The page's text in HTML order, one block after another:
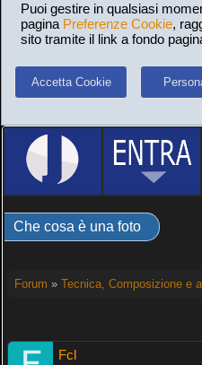
Puoi gestire in qualsiasi
pagina Preferenze Cookie,
sito tramite il link a fondo
Accetta Cookie
Che cosa è una foto
Forum » Tecnica, Composizione e
Fcl